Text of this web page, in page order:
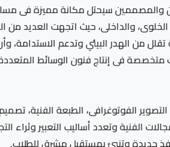
والمصممين سيحتل مكانة مميزة فى
والداخلى، حيث اتجهت العديد من
من الهدر البيئي وتدعم الاستدامة،
متخصصة فى إنتاج فنون الوسائط
الفوتوغرافى، الطبعة الفنية،
الفنية وتعدد أساليب التعبير وثراء